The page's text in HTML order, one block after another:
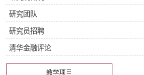
研究团队
研究员招聘
清华金融评论
教学项目